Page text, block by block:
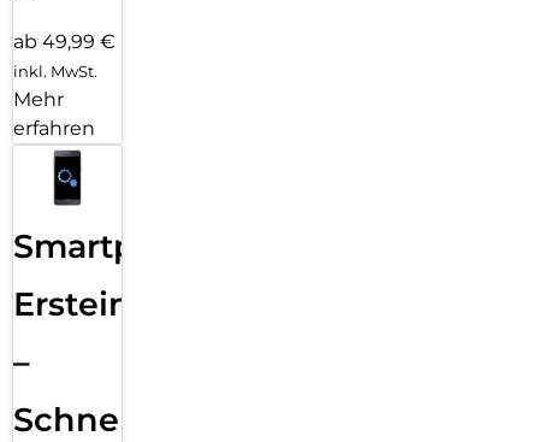
ab 49,99 €
inkl. MwSt.
Mehr
erfahren
Smartphone
Ersteinrichtung
–
Schnelle